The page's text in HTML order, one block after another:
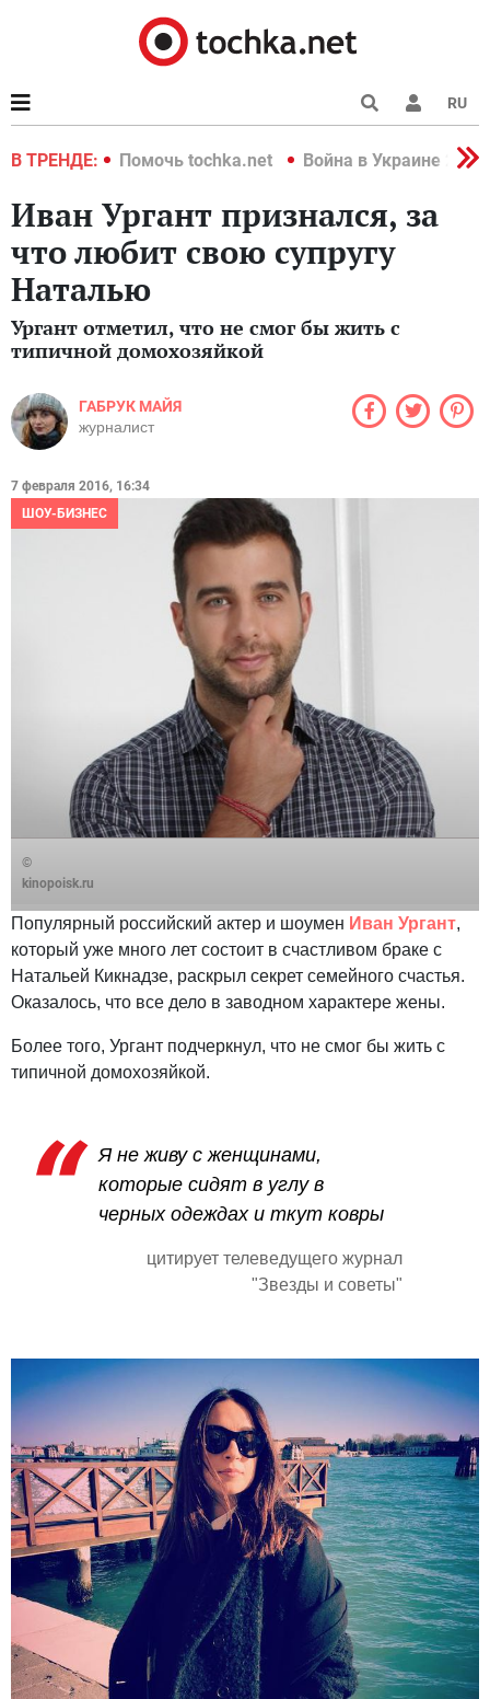
RU
В ТРЕНДЕ:
2022 Помочь tochka.net Война в Украине 2022
Иван Ургант признался, за
что любит свою супругу
Наталью
Ургант отметил, что не смог бы жить с
типичной домохозяйкой
ГАБРУК МАЙЯ
журналист
7 февраля 2016, 16:34
ШОУ-БИЗНЕС
©
kinopoisk.ru
Популярный российский актер и шоумен Иван Ургант,
который уже много лет состоит в счастливом браке с
Натальей Кикнадзе, раскрыл секрет семейного счастья.
Оказалось, что все дело в заводном характере жены.
Более того, Ургант подчеркнул, что не смог бы жить с
типичной домохозяйкой.
Я не живу с женщинами,
которые сидят в углу в
черных одеждах и ткут ковры
цитирует телеведущего журнал
"Звезды и советы"